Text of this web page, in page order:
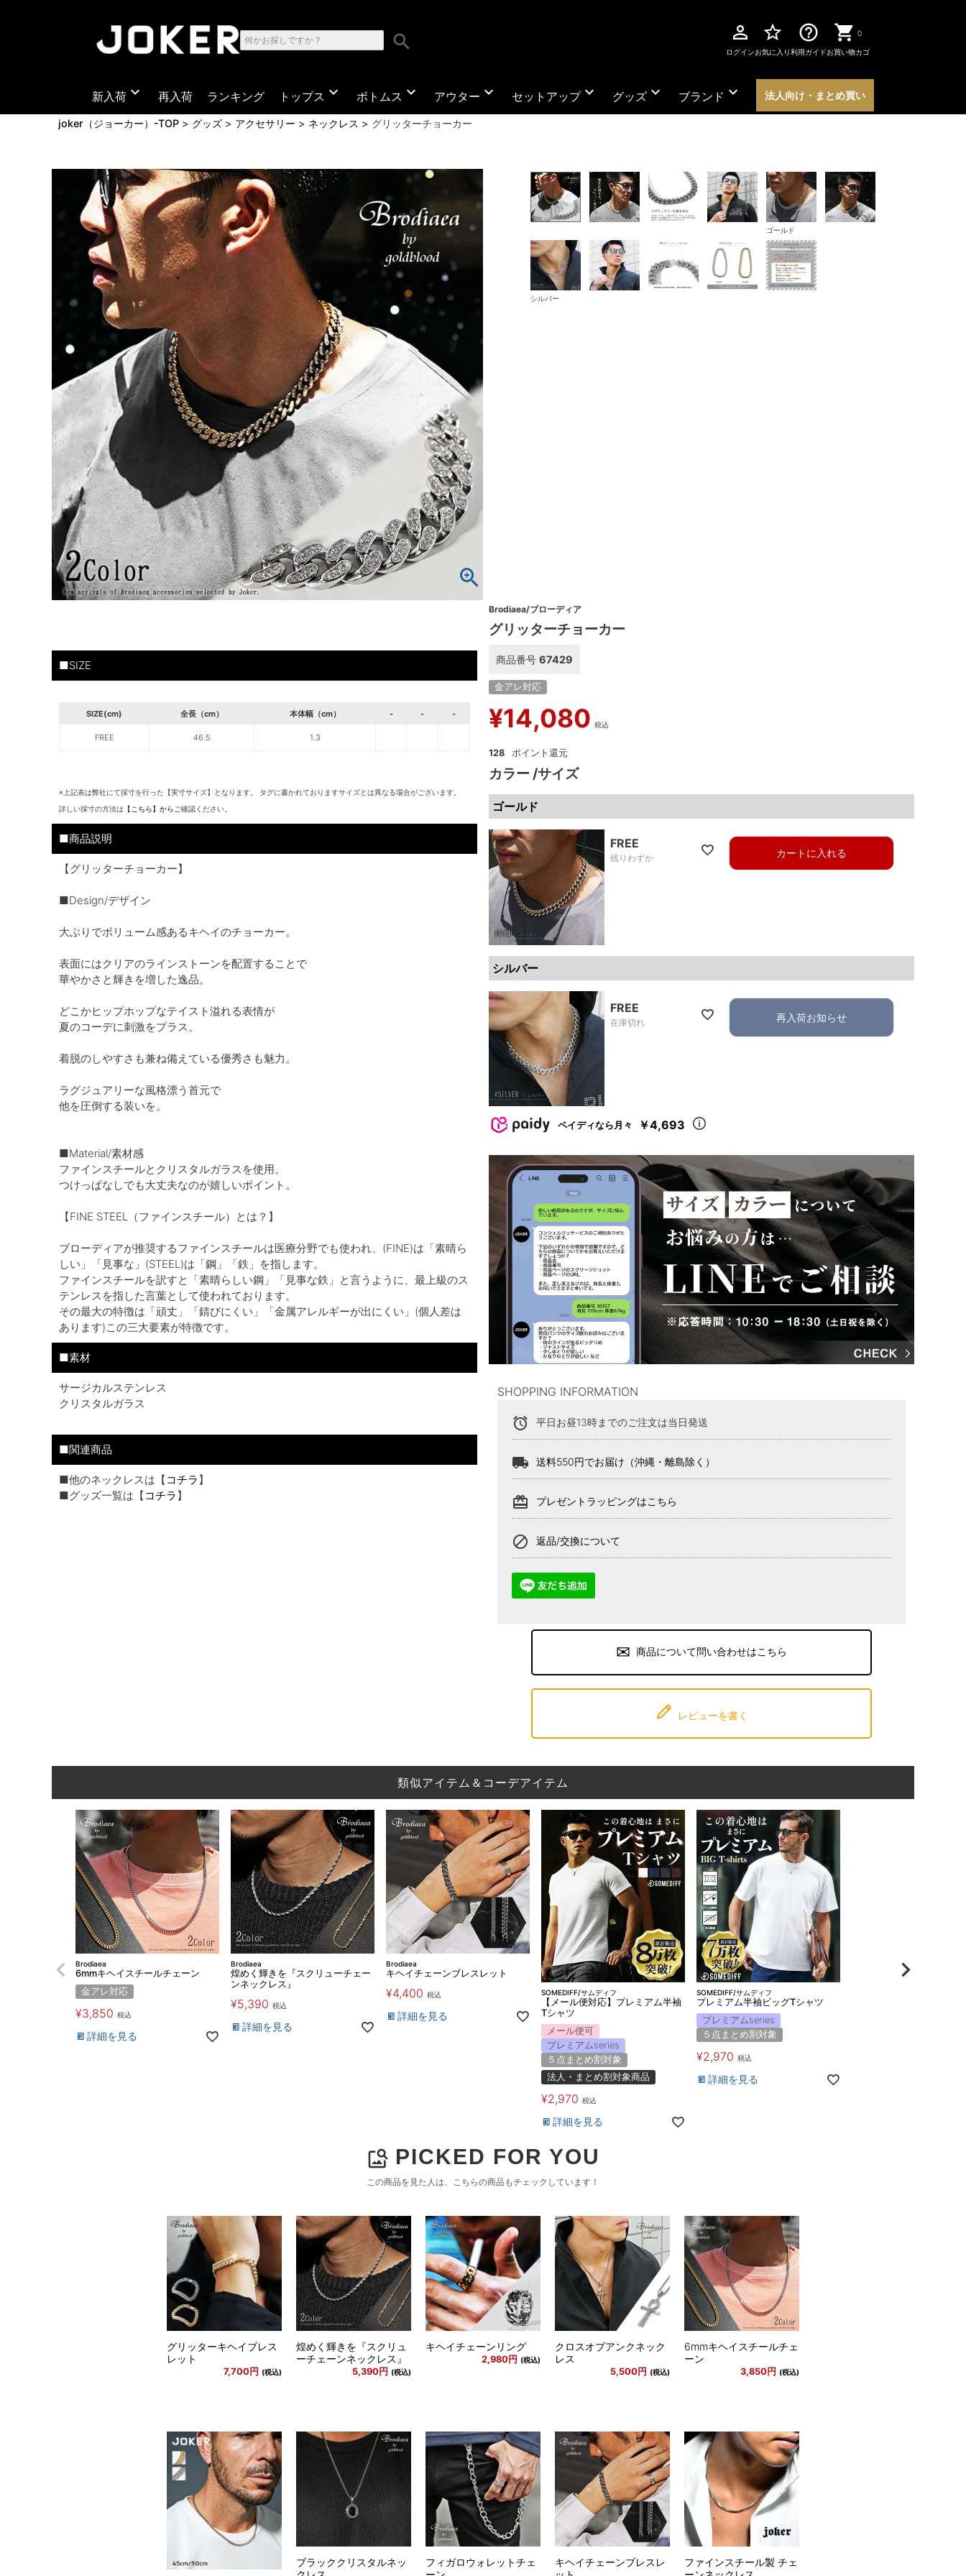
search perm_identity
ログイン
star_border
お気に入り
help_outline
利用ガイド
0
お買い物カゴ
新入荷 expand_more 再入荷 ランキング トップス expand_more ボトムス expand_more アウター expand_more セットアップexpand_more グッズ expand_more ブランド expand_more 法人向け・まとめ買い
joker（ジョーカー）-TOP グッズ アクセサリー ネックレス グリッターチョーカー
ゴールド
シルバー
■SIZE
SIZE(cm) 全長（cm） 本体幅（cm） - - -
FREE 46.5 1.3
※上記表は弊社にて採寸を行った【実寸サイズ】となります。 タグに書かれておりますサイズとは異なる場合がございます。
詳しい採寸の方法は 【こちら】から ご確認ください。
■商品説明
【グリッターチョーカー】
■Design/デザイン
大ぶりでボリューム感あるキヘイのチョーカー。
表面にはクリアのラインストーンを配置することで
華やかさと輝きを増した逸品。
どこかヒップホップなテイスト溢れる表情が
夏のコーデに刺激をプラス。
着脱のしやすさも兼ね備えている優秀さも魅力。
ラグジュアリーな風格漂う首元で
他を圧倒する装いを。
■Material/素材感
ファインスチールとクリスタルガラスを使用。
つけっぱなしでも大丈夫なのが嬉しいポイント。
【FINE STEEL（ファインスチール）とは？】
ブローディアが推奨するファインスチールは医療分野でも使われ、(FINE)は「素晴ら
しい」「見事な」(STEEL)は「鋼」「鉄」を指します。
ファインスチールを訳すと「素晴らしい鋼」「見事な鉄」と言うように、最上級のス
テンレスを指した言葉として使われております。
その最大の特徴は「頑丈」「錆びにくい」「金属アレルギーが出にくい」(個人差は
あります)この三大要素が特徴です。
■素材
サージカルステンレス
クリスタルガラス
■関連商品
■他のネックレスは【 コチラ 】
■グッズ一覧は【 コチラ 】
Brodiaea/ブローディア
グリッターチョーカー
商品番号 67429
金アレ対応
¥14,080 税込
128
カラー サイズ
ゴールド
FREE
残りわずか カートに入れる
シルバー
FREE
在庫切れ 再入荷お知らせ
ペイディなら月々 ￥4,693
SHOPPING INFORMATION
alarm 平日お昼13時までのご注文は当日発送
local_shipping 送料550円でお届け（沖縄・離島除く）
card_giftcard プレゼントラッピングはこちら
block 返品/交換について
商品について問い合わせはこちら
レビューを書く
類似アイテム＆コーデアイテム
Brodiaea
6mmキヘイスチールチェーン
金アレ対応
¥3,850 税込
詳細を見る
Brodiaea
煌めく輝きを『スクリューチェー
ンネックレス』
¥5,390 税込
詳細を見る
Brodiaea
キヘイチェーンブレスレット
¥4,400 税込
詳細を見る
SOMEDIFF/サムディフ
【メール便対応】プレミアム半袖
Tシャツ
メール便可
プレミアムseries
５点まとめ割対象
法人・まとめ割対象商品
¥2,970 税込
詳細を見る
SOMEDIFF/サムディフ
プレミアム半袖ビッグTシャツ
プレミアムseries
５点まとめ割対象
¥2,970 税込
詳細を見る
image_search PICKED FOR YOU
この商品を見た人は、こちらの商品もチェックしています！
グリッターキヘイブレス
レット
7,700円 (税込)
煌めく輝きを『スクリュ
ーチェーンネックレス』
5,390円 (税込)
キヘイチェーンリング
2,980円 (税込)
クロスオブアンクネック
レス
5,500円 (税込)
6mmキヘイスチールチェ
ーン
3,850円 (税込)
ブラッククリスタルネッ
フィガロウォレットチェ
キヘイチェーンブレスレ
ファインスチール製 チェ